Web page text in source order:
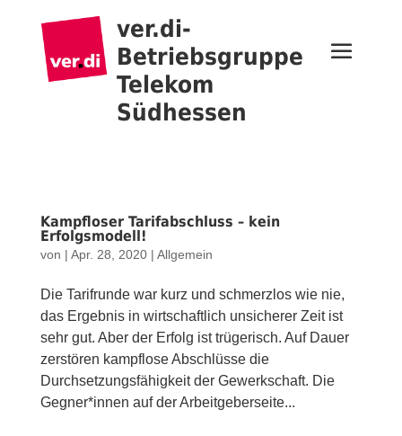
ver.di-
Betriebsgruppe
Telekom
Südhessen
Kampfloser Tarifabschluss – kein
Erfolgsmodell!
von | Apr. 28, 2020| Allgemein
Die Tarifrunde war kurz und schmerzlos wie nie,
das Ergebnis in wirtschaftlich unsicherer Zeit ist
sehr gut. Aber der Erfolg ist trügerisch. Auf Dauer
zerstören kampflose Abschlüsse die
Durchsetzungsfähigkeit der Gewerkschaft. Die
Gegner*innen auf der Arbeitgeberseite...